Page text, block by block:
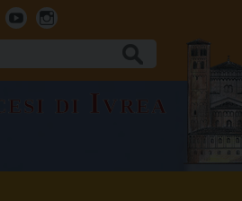
YoutubeInstagram
di Ivrea